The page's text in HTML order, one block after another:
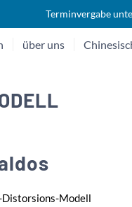
Terminvergabe
über uns
Distorsions-Modell